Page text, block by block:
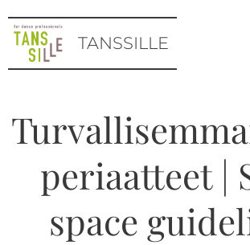
TANSSILLE
periaatteet |
space